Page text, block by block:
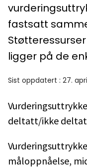
fastsatt
ligger på de
Sist oppdatert : 27.
deltatt/ikke
måloppnåelse,